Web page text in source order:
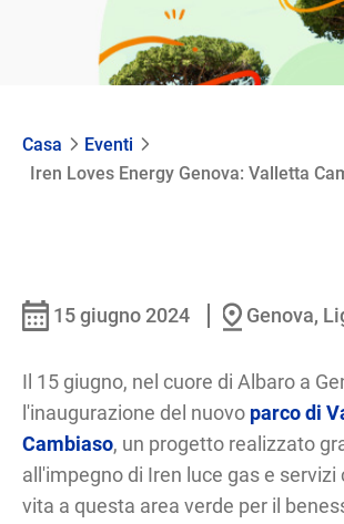
Casa
Eventi
Iren Loves Energy Genova: Valletta
15 giugno 2024 Genova,
Il 15 giugno, nel cuore di Albaro a
l'inaugurazione del nuovo parco di
Cambiaso, un progetto realizzato
all'impegno di Iren luce gas e servizi
vita a questa area verde per il